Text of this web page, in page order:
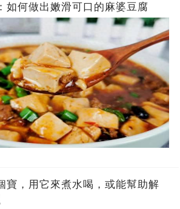
如何做出嫩滑可口的麻婆豆腐
寶，用它來煮水喝，或能幫助解